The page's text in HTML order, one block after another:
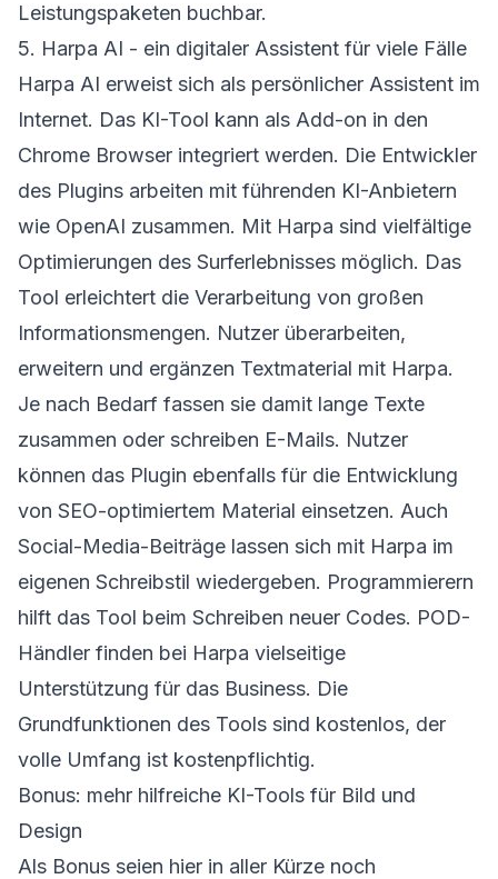
Leistungspaketen buchbar.
5. Harpa AI - ein digitaler Assistent für viele Fälle
Harpa AI erweist sich als persönlicher Assistent im
Internet. Das KI-Tool kann als Add-on in den
Chrome Browser integriert werden. Die Entwickler
des Plugins arbeiten mit führenden KI-Anbietern
wie OpenAI zusammen. Mit Harpa sind vielfältige
Optimierungen des Surferlebnisses möglich. Das
Tool erleichtert die Verarbeitung von großen
Informationsmengen. Nutzer überarbeiten,
erweitern und ergänzen Textmaterial mit Harpa.
Je nach Bedarf fassen sie damit lange Texte
zusammen oder schreiben E-Mails. Nutzer
können das Plugin ebenfalls für die Entwicklung
von SEO-optimiertem Material einsetzen. Auch
Social-Media-Beiträge lassen sich mit Harpa im
eigenen Schreibstil wiedergeben. Programmierern
hilft das Tool beim Schreiben neuer Codes. POD-
Händler finden bei Harpa vielseitige
Unterstützung für das Business. Die
Grundfunktionen des Tools sind kostenlos, der
volle Umfang ist kostenpflichtig.
Bonus: mehr hilfreiche KI-Tools für Bild und
Design
Als Bonus seien hier in aller Kürze noch